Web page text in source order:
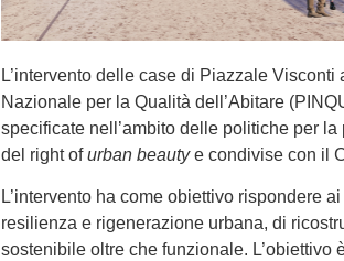
L’intervento delle case di Piazzale
Nazionale per la Qualità dell’Abitare
specificate nell’ambito delle politiche per
del right ofurban beautye condivise con il
L’intervento ha come obiettivo rispondere
resilienza e rigenerazione urbana, di
sostenibile oltre che funzionale.